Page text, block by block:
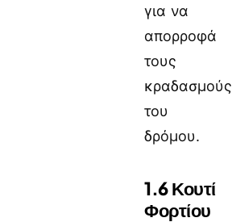
για να
απορροφά
τους
κραδασμούς
του
δρόμου.
1.6 Κουτί
Φορτίου